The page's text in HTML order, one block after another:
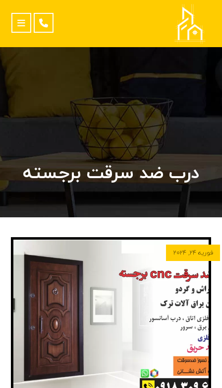
درب ضد سرقت برجسته
فوریه ۲۴, ۲۰۲۴